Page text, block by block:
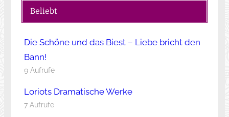
Beliebt
Die Schöne und das Biest – Liebe bricht den
Bann!
9 Aufrufe
Loriots Dramatische Werke
7 Aufrufe